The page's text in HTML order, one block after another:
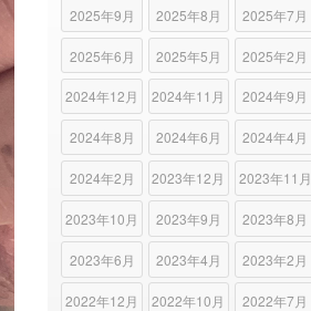
2025年9月 2025年8月 2025年7月
2025年6月 2025年5月 2025年2月
2024年12月 2024年11月 2024年9月
2024年8月 2024年6月 2024年4月
2024年2月 2023年12月 2023年11月
2023年10月 2023年9月 2023年8月
2023年6月 2023年4月 2023年2月
2022年12月 2022年10月 2022年7月